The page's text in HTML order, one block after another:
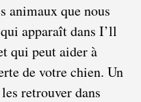
animaux que nous
apparaît dans I’ll
qui peut aider à
de votre chien. Un
retrouver dans